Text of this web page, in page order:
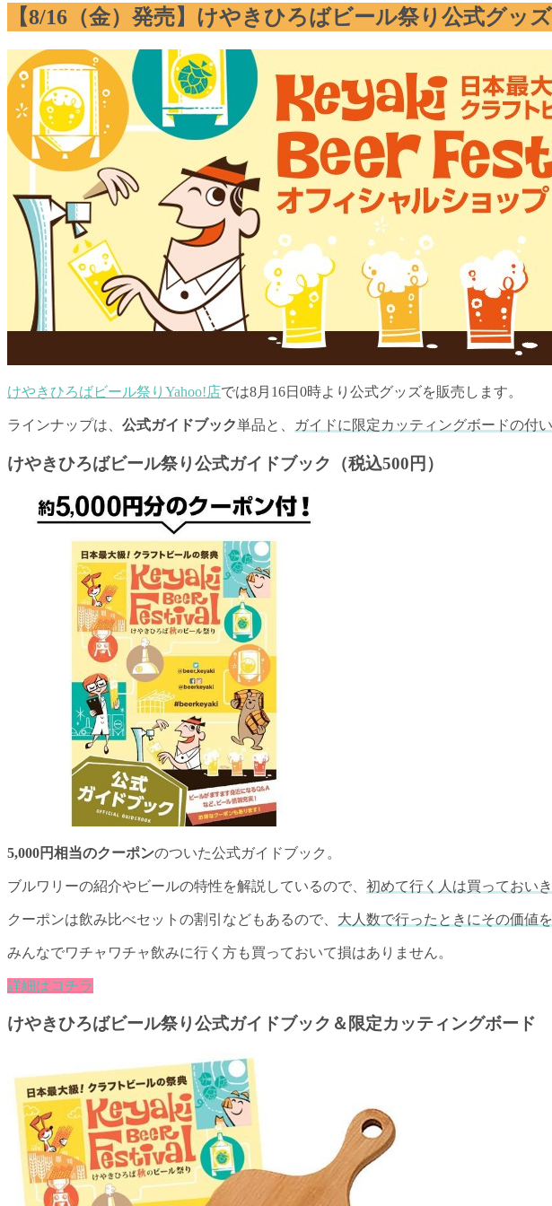
【8/16（金）発売】けやきひろばビール祭り公式グッズ
けやきひろばビール祭りYahoo!店では8月16日0時より公式グッズを販売します。
ラインナップは、 公式ガイドブック単品と、 ガイドに限定カッティングボードの付
けやきひろばビール祭り公式ガイドブック（税込500円）
5,000円相当のクーポンのついた公式ガイドブック。
ブルワリーの紹介やビールの特性を解説しているので、 初めて行く人は買っておい
クーポンは飲み比べセットの割引などもあるので、 大人数で行ったときにその価値
みんなでワチャワチャ飲みに行く方も買っておいて損はありません。
詳細はコチラ
けやきひろばビール祭り公式ガイドブック＆限定カッティングボード